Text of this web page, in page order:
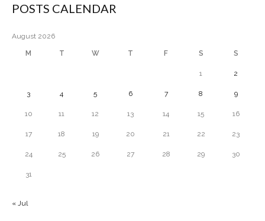
POSTS CALENDAR
August 2026
M T W T F S S
1 2
3 4 5 6 7 8 9
10 11 12 13 14 15 16
17 18 19 20 21 22 23
24 25 26 27 28 29 30
31
« Jul